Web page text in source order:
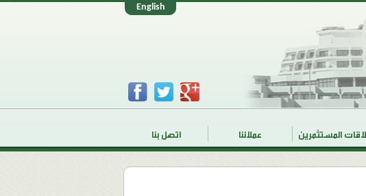
المستثمرين عملائنا اتصل بنا